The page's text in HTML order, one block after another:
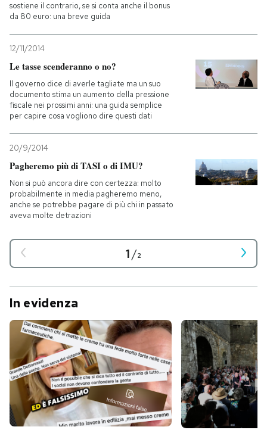
sostiene il contrario, se si conta anche il bonus
da 80 euro: una breve guida
12/11/2014
Le tasse scenderanno o no?
Il governo dice di averle tagliate ma un suo
documento stima un aumento della pressione
fiscale nei prossimi anni: una guida semplice
per capire cosa vogliono dire questi dati
20/9/2014
Pagheremo più di TASI o di IMU?
Non si può ancora dire con certezza: molto
probabilmente in media pagheremo meno,
anche se potrebbe pagare di più chi in passato
aveva molte detrazioni
1/2
In evidenza